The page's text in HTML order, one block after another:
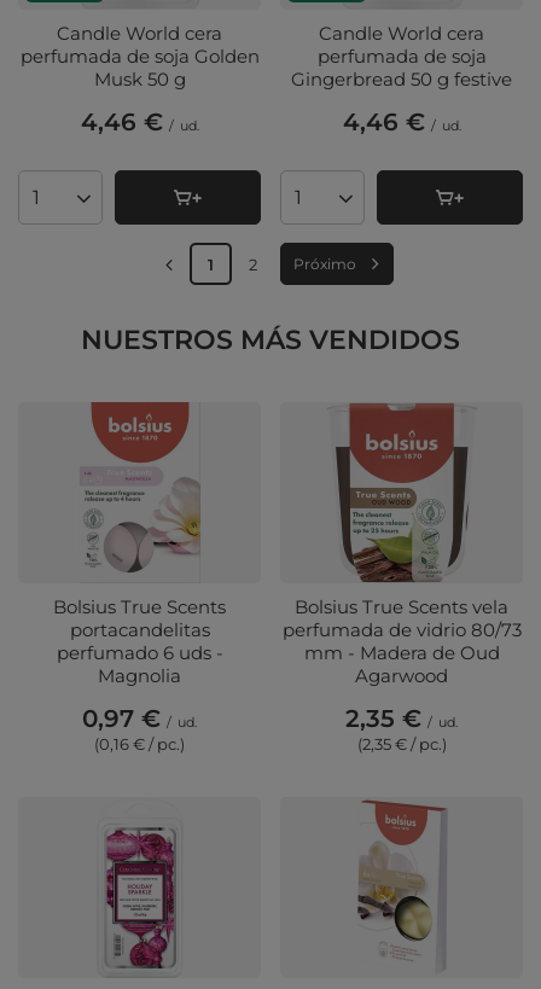
Candle World cera
perfumada de soja Golden
Musk 50 g
4,46 € / ud.
Cantidad de productos
Candle World cera
perfumada de soja
Gingerbread 50 g festive
4,46 € / ud.
Cantidad de productos
1 2 Próximo
NUESTROS MÁS VENDIDOS
Bolsius True Scents
portacandelitas
perfumado 6 uds -
Magnolia
0,97 € / ud.
(0,16 € / pc.)
Bolsius True Scents vela
perfumada de vidrio 80/73
mm - Madera de Oud
Agarwood
2,35 € / ud.
(2,35 € / pc.)